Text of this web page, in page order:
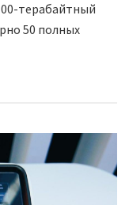
терабайтный
50 полных